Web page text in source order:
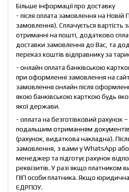
Більше інформації про доставку
- після оплата замовлення на Новій
замовлення). Сплачується вартість
отриманні на пошті, додатково
доставки замовлення до Вас, та
переказ коштів відправнику за
- онлайн оплата банківською
при оформленні замовлення на
замовлення онлайн після
якою банківською карткою будь
якої держави.
- оплата на безготівковий рахунок
подальшим отриманням документів
(рахунок, видаткова накладна).
замовлення, з вами у WhatsApp або
менеджер та підготує рахунок
реквізитів. У разі якщо платником
ПІП особи платника. Якщо
ЄДРПОУ.